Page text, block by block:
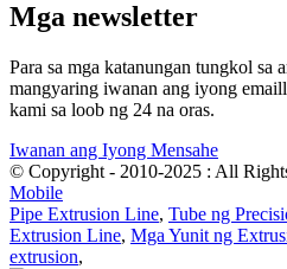
Mga newsletter
Para sa mga katanungan tungkol sa
mangyaring iwanan ang iyong
kami sa loob ng 24 na oras.
Iwanan ang Iyong Mensahe
© Copyright - 2010-2025 : All
Mobile
Pipe Extrusion Line, Tube ng
Extrusion Line, Mga Yunit ng
extrusion,